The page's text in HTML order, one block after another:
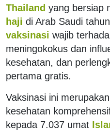
Thailand yang bersiap
haji di Arab Saudi
vaksinasi wajib
meningokokus dan
kesehatan, dan
pertama gratis.
Vaksinasi ini
kesehatan
kepada 7.037 umat